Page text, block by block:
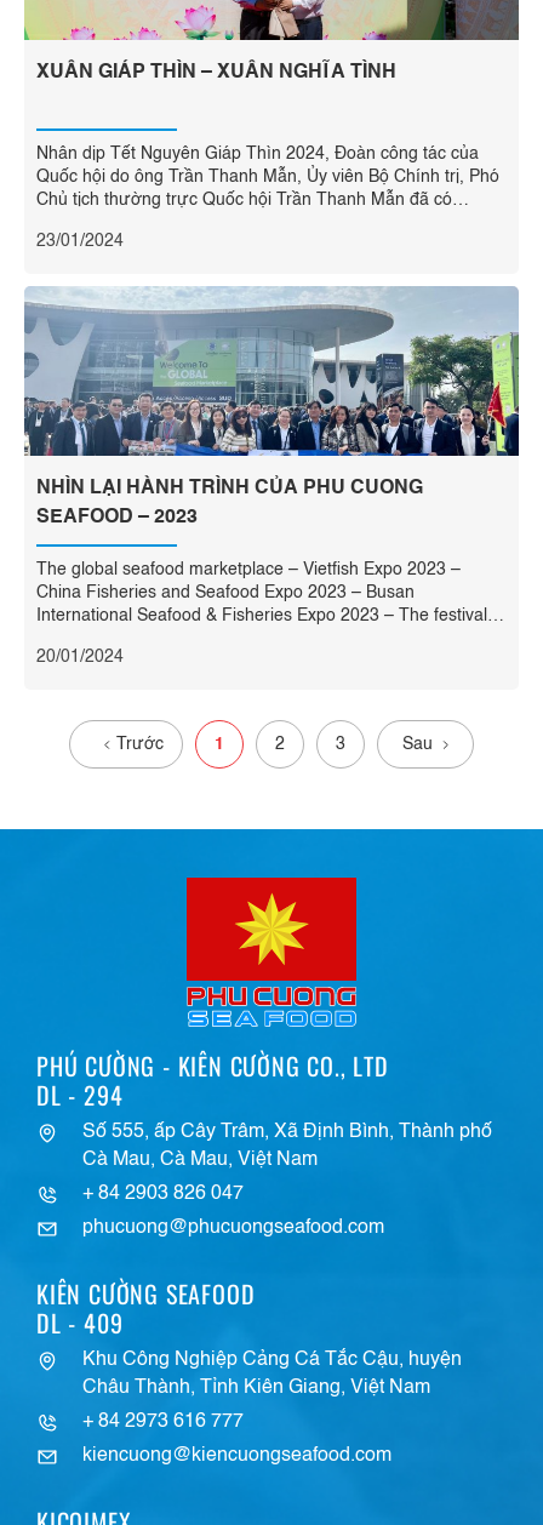
XUÂN GIÁP THÌN – XUÂN NGHĨA TÌNH
Nhân dịp Tết Nguyên Giáp Thìn 2024, Đoàn công tác của
Quốc hội do ông Trần Thanh Mẫn, Ủy viên Bộ Chính trị, Phó
Chủ tịch thường trực Quốc hội Trần Thanh Mẫn đã có
biến Thủy sản Xuất nhập khẩu Kiên ...
23/01/2024
NHÌN LẠI HÀNH TRÌNH CỦA PHU CUONG
SEAFOOD – 2023
The global seafood marketplace – Vietfish Expo 2023 –
China Fisheries and Seafood Expo 2023 – Busan
International Seafood & Fisheries Expo 2023 – The festival
Phu Cuong seafood đến gần hơn nữa với người tiêu dùng
20/01/2024
Trước 1 2 3 Sau
PHÚ CƯỜNG - KIÊN CƯỜNG CO., LTD
DL - 294
Số 555, ấp Cây Trâm, Xã Định Bình, Thành phố
Cà Mau, Cà Mau, Việt Nam
+ 84 2903 826 047
phucuong@phucuongseafood.com
KIÊN CƯỜNG SEAFOOD
DL - 409
Khu Công Nghiệp Cảng Cá Tắc Cậu, huyện
Châu Thành, Tỉnh Kiên Giang, Việt Nam
+ 84 2973 616 777
kiencuong@kiencuongseafood.com